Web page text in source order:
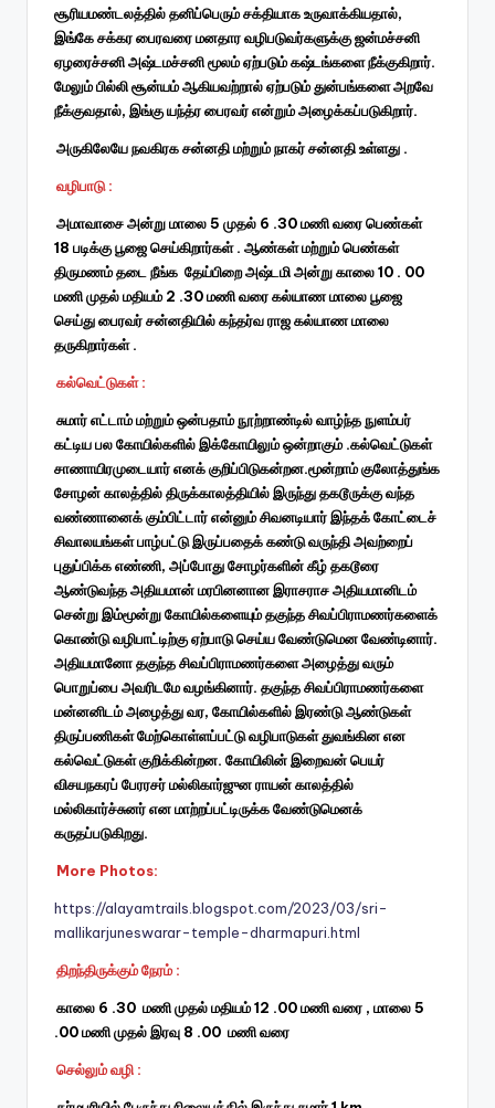
சூரியமண்டலத்தில் தனிப்பெரும் சக்தியாக உருவாக்கியதால்,
இங்கே சக்கர பைரவரை மனதார வழிபடுவர்களுக்கு ஜன்மச்சனி
ஏழரைச்சனி அஷ்டமச்சனி மூலம் ஏற்படும் கஷ்டங்களை நீக்குகிறார்.
மேலும் பில்லி சூன்யம் ஆகியவற்றால் ஏற்படும் துன்பங்களை அறவே
நீக்குவதால், இங்கு யந்த்ர பைரவர் என்றும் அழைக்கப்படுகிறார்.
அருகிலேயே நவகிரக சன்னதி மற்றும் நாகர் சன்னதி உள்ளது .
வழிபாடு :
அமாவாசை அன்று மாலை 5 முதல் 6 .30 மணி வரை பெண்கள்
18 படிக்கு பூஜை செய்கிறார்கள் . ஆண்கள் மற்றும் பெண்கள்
திருமணம் தடை நீங்க தேய்பிறை அஷ்டமி அன்று காலை 10 . 00
மணி முதல் மதியம் 2 .30 மணி வரை கல்யாண மாலை பூஜை
செய்து பைரவர் சன்னதியில் கந்தர்வ ராஜ கல்யாண மாலை
தருகிறார்கள் .
கல்வெட்டுகள் :
சுமார் எட்டாம் மற்றும் ஒன்பதாம் நூற்றாண்டில் வாழ்ந்த நுளம்பர்
கட்டிய பல கோயில்களில் இக்கோயிலும் ஒன்றாகும் .கல்வெட்டுகள்
சாணாயிரமுடையார் எனக் குறிப்பிடுகன்றன.மூன்றாம் குலோத்துங்க
சோழன் காலத்தில் திருக்காலத்தியில் இருந்து தகடூருக்கு வந்த
வண்ணானைக் கும்பிட்டார் என்னும் சிவனடியார் இந்தக் கோட்டைச்
சிவாலயங்கள் பாழ்பட்டு இருப்பதைக் கண்டு வருந்தி அவற்றைப்
புதுப்பிக்க எண்ணி, அப்போது சோழர்களின் கீழ் தகடூரை
ஆண்டுவந்த அதியமான் மரபினனான இராசராச அதியமானிடம்
சென்று இம்மூன்று கோயில்களையும் தகுந்த சிவப்பிராமணர்களைக்
கொண்டு வழிபாட்டிற்கு ஏற்பாடு செய்ய வேண்டுமென வேண்டினார்.
அதியமானோ தகுந்த சிவப்பிராமணர்களை அழைத்து வரும்
பொறுப்பை அவரிடமே வழங்கினார். தகுந்த சிவப்பிராமணர்களை
மன்னனிடம் அழைத்து வர, கோயில்களில் இரண்டு ஆண்டுகள்
திருப்பணிகள் மேற்கொள்ளப்பட்டு வழிபாடுகள் துவங்கின என
கல்வெட்டுகள் குறிக்கின்றன. கோயிலின் இறைவன் பெயர்
விசயநகரப் பேரரசர் மல்லிகார்ஜுன ராயன் காலத்தில்
மல்லிகார்ச்சுனர் என மாற்றப்பட்டிருக்க வேண்டுமெனக்
கருதப்படுகிறது.
More Photos:
https://alayamtrails.blogspot.com/2023/03/sri-
mallikarjuneswarar-temple-dharmapuri.html
திறந்திருக்கும் நேரம் :
காலை 6 .30 மணி முதல் மதியம் 12 .00 மணி வரை , மாலை 5
.00 மணி முதல் இரவு 8 .00 மணி வரை
செல்லும் வழி :